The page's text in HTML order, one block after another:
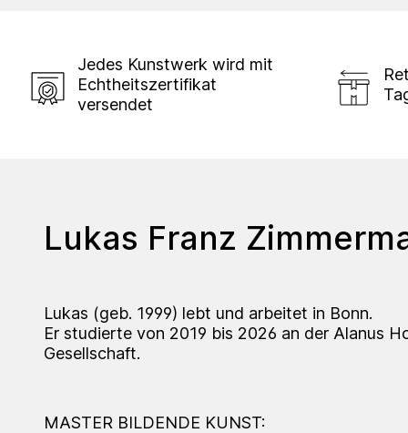
Jedes Kunstwerk wird mit
Echtheitszertifikat
versendet
Lukas Franz
Lukas (geb. 1999) lebt und arbeitet in Bonn.
Er studierte von 2019 bis 2026 an der Alanus
Gesellschaft.
MASTER BILDENDE KUNST: